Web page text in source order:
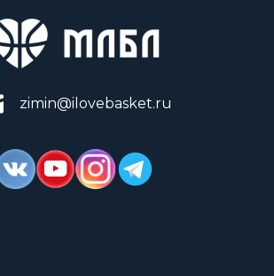
zimin@ilovebasket.ru